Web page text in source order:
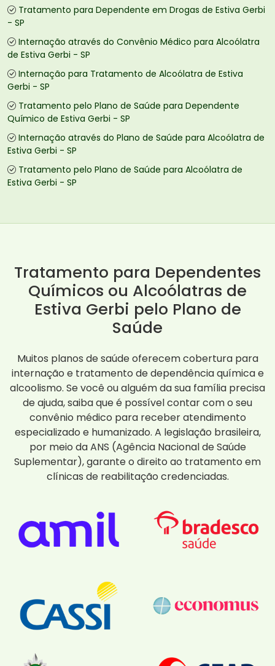
Tratamento para Dependente em Drogas de Estiva Gerbi
- SP
Internação através do Convênio Médico para Alcoólatra
de Estiva Gerbi - SP
Internação para Tratamento de Alcoólatra de Estiva
Gerbi - SP
Tratamento pelo Plano de Saúde para Dependente
Químico de Estiva Gerbi - SP
Internação através do Plano de Saúde para Alcoólatra de
Estiva Gerbi - SP
Tratamento pelo Plano de Saúde para Alcoólatra de
Estiva Gerbi - SP
Tratamento para Dependentes
Químicos ou Alcoólatras de
Estiva Gerbi pelo Plano de
Saúde
Muitos planos de saúde oferecem cobertura para
internação e tratamento de dependência química e
alcoolismo. Se você ou alguém da sua família precisa
de ajuda, saiba que é possível contar com o seu
convênio médico para receber atendimento
especializado e humanizado. A legislação brasileira,
por meio da ANS (Agência Nacional de Saúde
Suplementar), garante o direito ao tratamento em
clínicas de reabilitação credenciadas.